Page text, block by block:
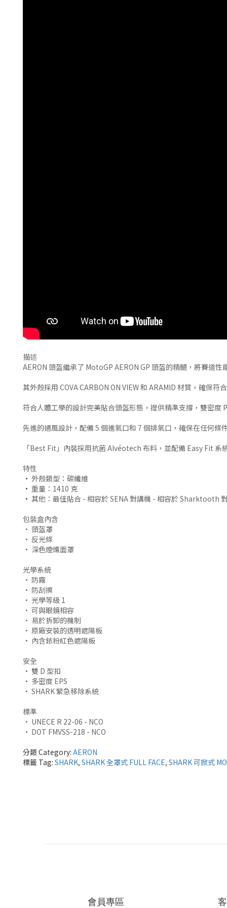
描述
AERON 頭盔繼承了 MotoGP AERON GP 頭盔的精髓，將賽道性
其外殼採用 COVA CARBON ON VIEW 和 ARAMID 材質，確保
符合人體工學的設計完美貼合頭盔形態，提供精準支撐，雙密
先進的通風設計，配備 5 個進氣口和 7 個排氣口，確保在任何
「Best Fit」內裝採用抗菌 Alvéotech 布料，並配備 Easy Fit
特性
• 外殼類型：碳纖維
• 重量：1410 克
• 其他：最佳貼合 - 相容於 SENA 對講機 - 相容於 Sharktooth
包裝盒內含
• 頭盔罩
• 反光條
• 深色煙燻面罩
光學系統
• 防霧
• 防刮擦
• 光學等級 1
• 可與眼鏡相容
• 易於拆卸的機制
• 原廠安裝的透明遮陽板
• 內含銥粉紅色遮陽板
安全
• 雙 D 型扣
• 多密度 EPS
• SHARK 緊急移除系統
標準
• UNECE R 22-06 - NCO
• DOT FMVSS-218 - NCO
分類 Category: AERON
標籤 Tag: SHARK, SHARK 全罩式 FULL FACE, SHARK 可掀式
會員專區